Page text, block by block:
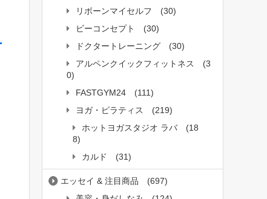
リボーンマイセルフ
(30)
ビーコンセプト
(30)
ドクタートレーニング
(30)
アルペンクイックフィットネス
(3
0)
FASTGYM24
(111)
ヨガ・ピラティス
(219)
ホットヨガスタジオ ラバ
(18
8)
カルド
(31)
エッセイ & 注目商品
(697)